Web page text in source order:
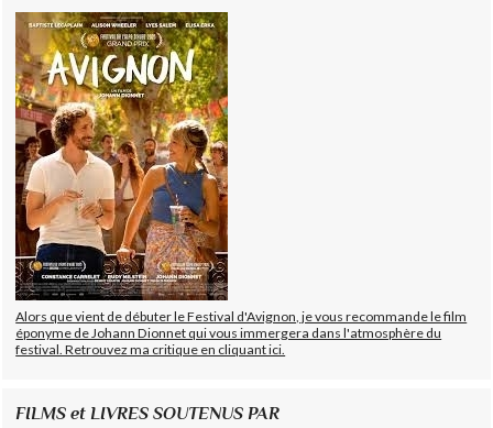
Alors que vient de débuter le Festival d'Avignon, je vous recommande le film
éponyme de Johann Dionnet qui vous immergera dans l'atmosphère du
festival. Retrouvez ma critique en cliquant ici.
FILMS et LIVRES SOUTENUS PAR